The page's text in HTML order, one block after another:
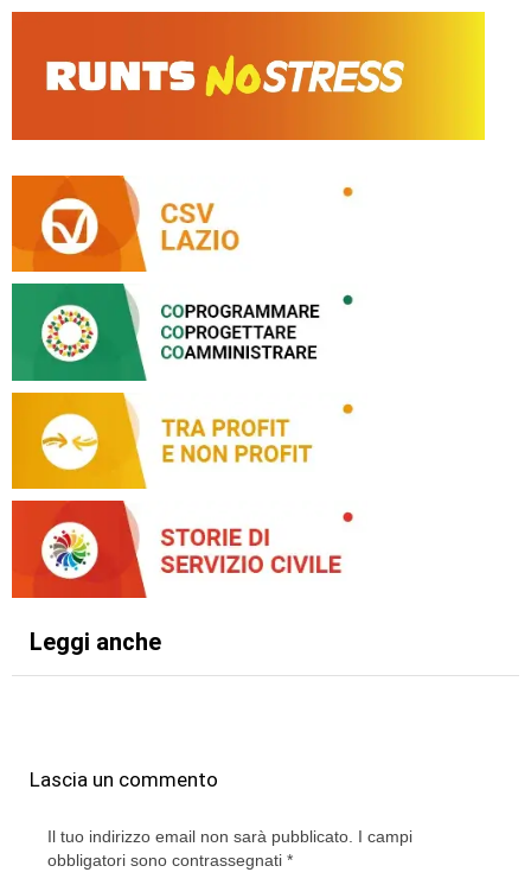
Leggi anche
Lascia un commento
Il tuo indirizzo email non sarà pubblicato. I campi
obbligatori sono contrassegnati *